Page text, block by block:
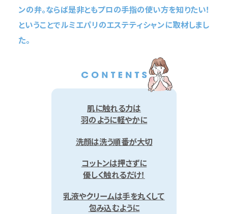
ンの弁。ならば是非ともプロの手指の使い方を知りたい！
ということでルミエパリのエステティシャンに取材しまし
た。
肌に触れる力は
羽のように軽やかに
洗顔は洗う順番が大切
コットンは押さずに
優しく触れるだけ！
乳液やクリームは手を丸くして
包み込むように